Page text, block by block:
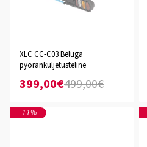
XLC CC-C03 Beluga
pyöränkuljetusteline
399,00€499,00€
-11%